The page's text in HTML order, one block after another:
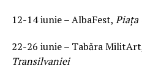
12-14 iunie – AlbaFest, Piața
22-26 iunie – Tabăra
Transilvaniei